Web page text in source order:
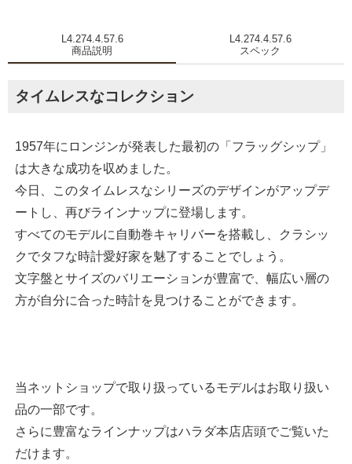
L4.274.4.57.6
商品説明
L4.274.4.57.6
スペック
タイムレスなコレクション
1957年にロンジンが発表した最初の「フラッグシップ」
は大きな成功を収めました。
今日、このタイムレスなシリーズのデザインがアップデ
ートし、再びラインナップに登場します。
すべてのモデルに自動巻キャリバーを搭載し、クラシッ
クでタフな時計愛好家を魅了することでしょう。
文字盤とサイズのバリエーションが豊富で、幅広い層の
方が自分に合った時計を見つけることができます。
当ネットショップで取り扱っているモデルはお取り扱い
品の一部です。
さらに豊富なラインナップはハラダ本店店頭でご覧いた
だけます。